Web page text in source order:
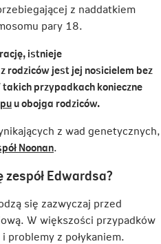
z naddatkiem
pary 18.
istnieje
rodziców jest jej nosicielem bez
przypadkach konieczne
Link
się
w
nowej
karcie
u obojga rodziców.
z wad genetycznych,
NoonanLink
się
nowej
karcie
.
Edwardsa?
się zazwyczaj przed
W większości przypadków
problemy z połykaniem.